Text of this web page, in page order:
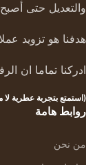
والتعديل حتى
هدفنا هو تزويد
ادركنا تماما ان
(استمتع بتجربة عطرية لا
روابط هامة
من نحن